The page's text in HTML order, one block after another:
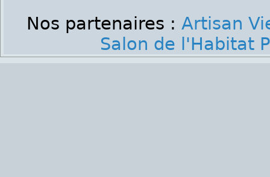
Nos partenaires : Artisan
Salon de l'Habitat